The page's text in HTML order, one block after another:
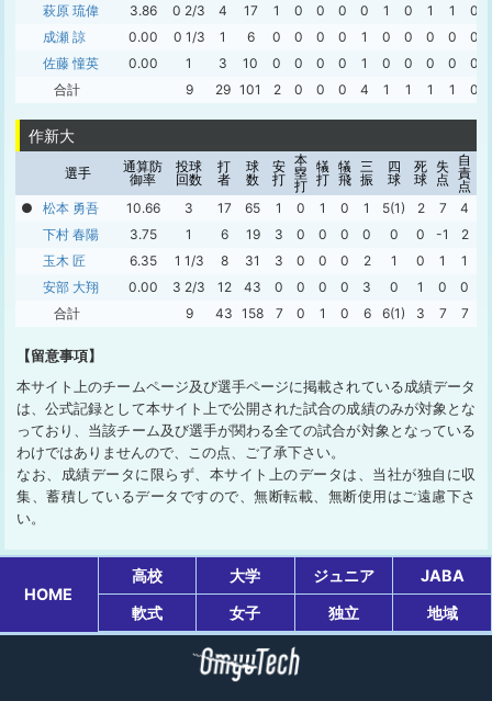
萩原 琉偉
3.86 0 2/3 4 17 1 0 0 0 0 1 0 1 1
0
成瀬 諒
0.00 0 1/3 1 6 0 0 0 0 1 0 0 0 0
0
佐藤 憧英
0.00 1 3 10 0 0 0 0 1 0 0 0 0
0
合計
9 29 101 2 0 0 0 4 1 1 1 1 0
作新大
選手
通算防
御率
投球
回数
打
者
球
数
安
打
本
塁
打
犠
打
犠
飛
三
振
四
球
死
球
失
点
自
責
点
●
松本 勇吾 10.66 3 17 65 1 0 1 0 1 5(1) 2 7 4
下村 春陽
3.75 1 6 19 3 0 0 0 0 0 0 -1 2
玉木 匠
6.35 1 1/3 8 31 3 0 0 0 2 1 0 1 1
安部 大翔
0.00 3 2/3 12 43 0 0 0 0 3 0 1 0 0
合計
9 43 158 7 0 1 0 6 6(1) 3 7 7
【留意事項】
本サイト上のチームページ及び選手ページに掲載されている成績データ
は、公式記録として本サイト上で公開された試合の成績のみが対象とな
っており、当該チーム及び選手が関わる全ての試合が対象となっている
わけではありませんので、この点、ご了承下さい。
なお、成績データに限らず、本サイト上のデータは、当社が独自に収
集、蓄積しているデータですので、無断転載、無断使用はご遠慮下さ
い。
HOME
高校 大学 ジュニア
JABA
軟式
女子 独立 地域